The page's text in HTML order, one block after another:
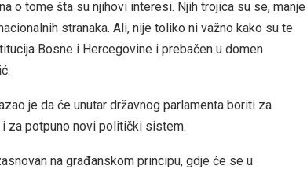
o tome šta su njihovi interesi. Njih trojica su se, manje
stranaka. Ali, nije toliko ni važno kako su te
Bosne i Hercegovine i prebačen u domen
je da će unutar državnog parlamenta boriti za
za potpuno novi politički sistem.
na građanskom principu, gdje će se u